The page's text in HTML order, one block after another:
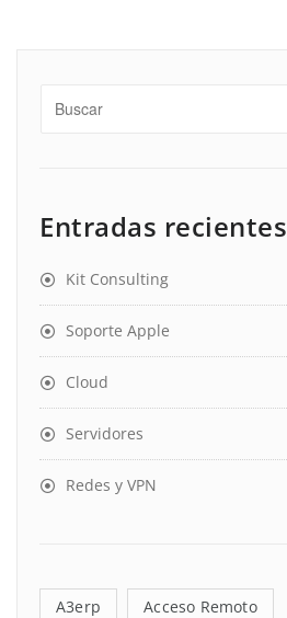
Entradas recientes
Kit Consulting
Soporte Apple
Cloud
Servidores
Redes y VPN
A3erp Acceso Remoto